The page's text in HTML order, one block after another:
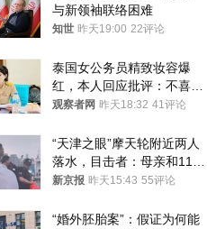
与新领袖联络困难
知世 昨天19:00 22评论
泰国女公务员精致妆容爆
红，本人回应批评：不喜欢
就别看
观察者网 昨天18:32 41评论
“天津之眼”摩天轮附近两人
落水，目击者：母亲和11岁
儿子先后被打捞上岸
新京报 昨天15:43 55评论
“婚外胚胎案”：假证为何能